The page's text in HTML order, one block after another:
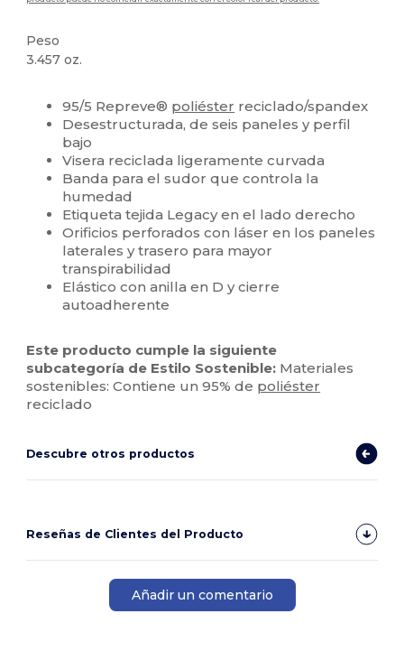
Peso
3.457 oz.
95/5 Repreve® poliéster reciclado/spandex
Desestructurada, de seis paneles y perfil
bajo
Visera reciclada ligeramente curvada
Banda para el sudor que controla la
humedad
Etiqueta tejida Legacy en el lado derecho
Orificios perforados con láser en los paneles
laterales y trasero para mayor
transpirabilidad
Elástico con anilla en D y cierre
autoadherente
Este producto cumple la siguiente
subcategoría de Estilo Sostenible: Materiales
sostenibles: Contiene un 95% de poliéster
reciclado
Descubre otros productos
Reseñas de Clientes del Producto
Añadir un comentario